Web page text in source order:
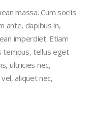
massa. Cum sociis
ante, dapibus in,
imperdiet. Etiam
tempus, tellus eget
ultricies nec,
aliquet nec,